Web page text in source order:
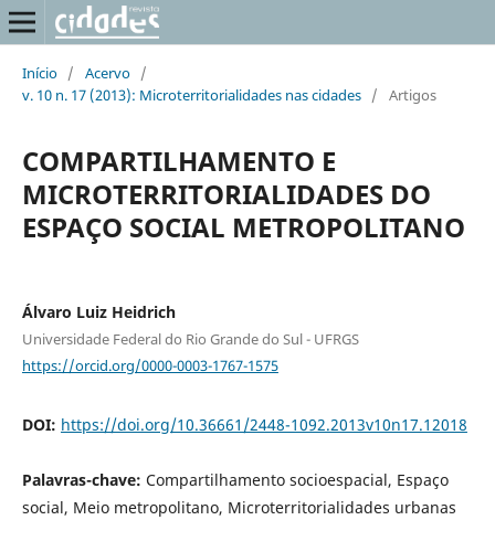
Início / Acervo /
v. 10 n. 17 (2013): Microterritorialidades nas cidades / Artigos
COMPARTILHAMENTO E
MICROTERRITORIALIDADES DO
ESPAÇO SOCIAL METROPOLITANO
Álvaro Luiz Heidrich
Universidade Federal do Rio Grande do Sul - UFRGS
https://orcid.org/0000-0003-1767-1575
DOI: https://doi.org/10.36661/2448-1092.2013v10n17.12018
Palavras-chave: Compartilhamento socioespacial, Espaço
social, Meio metropolitano, Microterritorialidades urbanas